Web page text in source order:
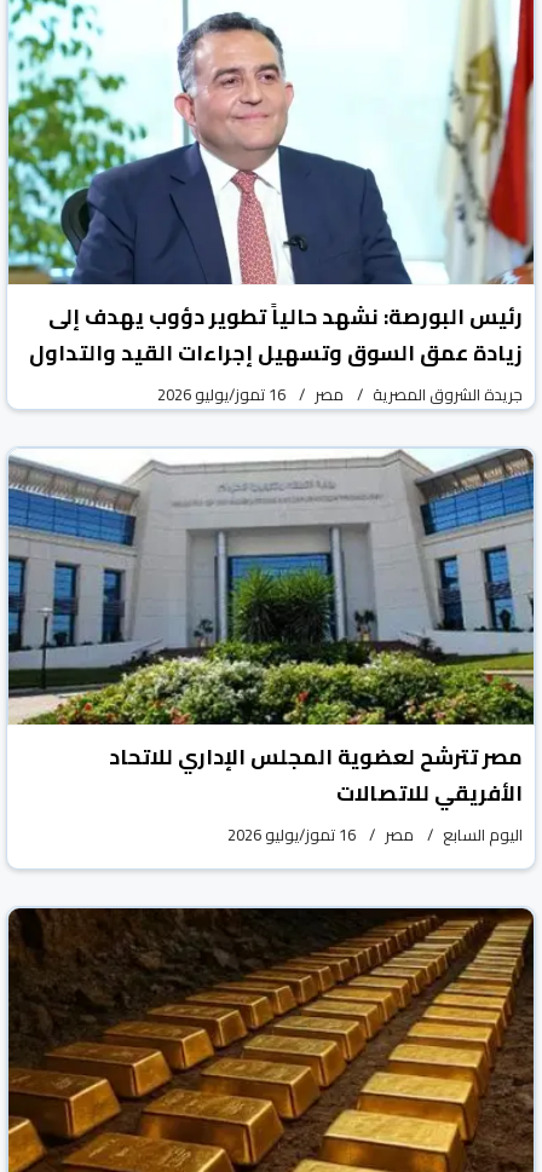
رئيس البورصة: نشهد حالياً تطوير دؤوب يهدف إلى
زيادة عمق السوق وتسهيل إجراءات القيد والتداول
جريدة الشروق المصرية مصر 16 تموز/يوليو 2026
مصر تترشح لعضوية المجلس الإداري للاتحاد
الأفريقي للاتصالات
اليوم السابع مصر 16 تموز/يوليو 2026